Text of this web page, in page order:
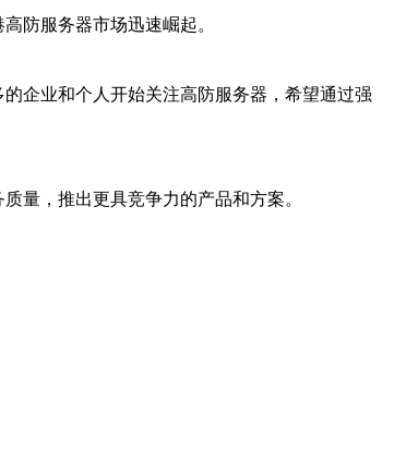
防服务器市场迅速崛起。
企业和个人开始关注高防服务器，希望通过强
量，推出更具竞争力的产品和方案。